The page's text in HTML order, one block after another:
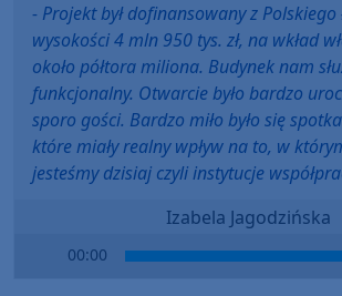
- Projekt był dofinansowany z
wysokości 4 mln 950 tys. zł, na wkład
około półtora miliona. Budynek nam
funkcjonalny. Otwarcie było bardzo
sporo gości. Bardzo miło było się
które miały realny wpływ na to, w
jesteśmy dzisiaj czyli instytucje
Izabela Jagodzińska
00:00